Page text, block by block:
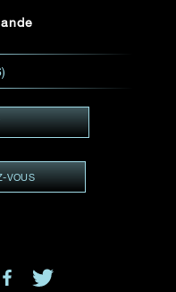
VOUS
jour de Dehres.